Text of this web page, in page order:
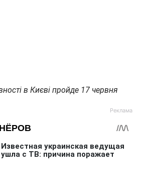
в Києві пройде 17 червня